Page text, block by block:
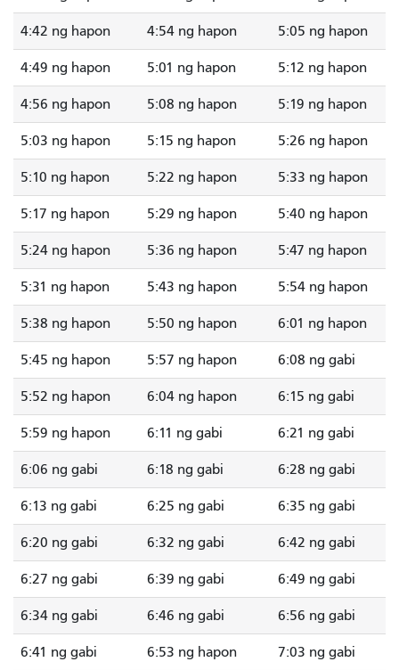
4:42 ng hapon 4:54 ng hapon 5:05 ng hapon
4:49 ng hapon 5:01 ng hapon 5:12 ng hapon
4:56 ng hapon 5:08 ng hapon 5:19 ng hapon
5:03 ng hapon 5:15 ng hapon 5:26 ng hapon
5:10 ng hapon 5:22 ng hapon 5:33 ng hapon
5:17 ng hapon 5:29 ng hapon 5:40 ng hapon
5:24 ng hapon 5:36 ng hapon 5:47 ng hapon
5:31 ng hapon 5:43 ng hapon 5:54 ng hapon
5:38 ng hapon 5:50 ng hapon 6:01 ng hapon
5:45 ng hapon 5:57 ng hapon 6:08 ng gabi
5:52 ng hapon 6:04 ng hapon 6:15 ng gabi
5:59 ng hapon 6:11 ng gabi 6:21 ng gabi
6:06 ng gabi 6:18 ng gabi 6:28 ng gabi
6:13 ng gabi 6:25 ng gabi 6:35 ng gabi
6:20 ng gabi 6:32 ng gabi 6:42 ng gabi
6:27 ng gabi 6:39 ng gabi 6:49 ng gabi
6:34 ng gabi 6:46 ng gabi 6:56 ng gabi
6:41 ng gabi 6:53 ng hapon 7:03 ng gabi